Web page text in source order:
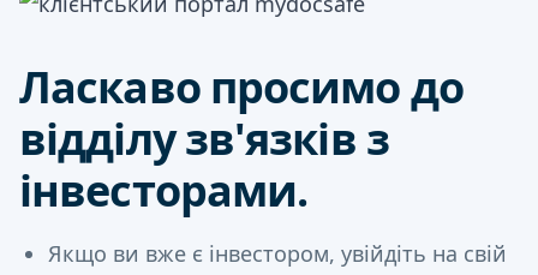
Ласкаво просимо до
відділу зв'язків з
інвесторами.
Якщо ви вже є інвестором, увійдіть на свій